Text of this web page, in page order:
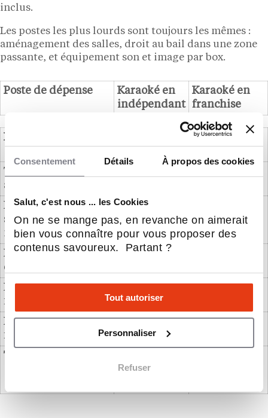
Consentement Détails À propos des cookies
Salut, c'est nous ... les Cookies
On ne se mange pas, en revanche on aimerait
bien vous connaître pour vous proposer des
contenus savoureux. Partant ?
Tout autoriser
Personnaliser
Refuser
inclus.
Les postes les plus lourds sont toujours les mêmes :
aménagement des salles, droit au bail dans une zone
passante, et équipement son et image par box.
Poste de dépense
Karaoké en
indépendant
Karaoké en
franchise
Poste de dépense
Karaoké en
Travaux et
aménagement
Équipement par
salle (son, écran,
micros)
environ 25
000 € / salle
000 € / salle
Droit au bail et
dépôt de garantie
10 000 à 40
Licences,
formations, SACEM
000 €
Droit d’entrée en
franchise
0 €
15 000 à 50
Total estimé
000 €